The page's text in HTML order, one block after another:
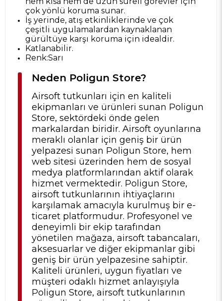
çok yönlü koruma sunar.
İş yerinde, atış etkinliklerinde ve çok
çeşitli uygulamalardan kaynaklanan
gürültüye karşı koruma için idealdir.
Katlanabilir.
Renk:Sarı
Neden Poligun Store?
Airsoft tutkunları için en kaliteli
ekipmanları ve ürünleri sunan Poligun
Store, sektördeki önde gelen
markalardan biridir. Airsoft oyunlarına
meraklı olanlar için geniş bir ürün
yelpazesi sunan Poligun Store, hem
web sitesi üzerinden hem de sosyal
medya platformlarından aktif olarak
hizmet vermektedir. Poligun Store,
airsoft tutkunlarının ihtiyaçlarını
karşılamak amacıyla kurulmuş bir e-
ticaret platformudur. Profesyonel ve
deneyimli bir ekip tarafından
yönetilen mağaza, airsoft tabancaları,
aksesuarlar ve diğer ekipmanlar gibi
geniş bir ürün yelpazesine sahiptir.
Kaliteli ürünleri, uygun fiyatları ve
müşteri odaklı hizmet anlayışıyla
Poligun Store, airsoft tutkunlarının